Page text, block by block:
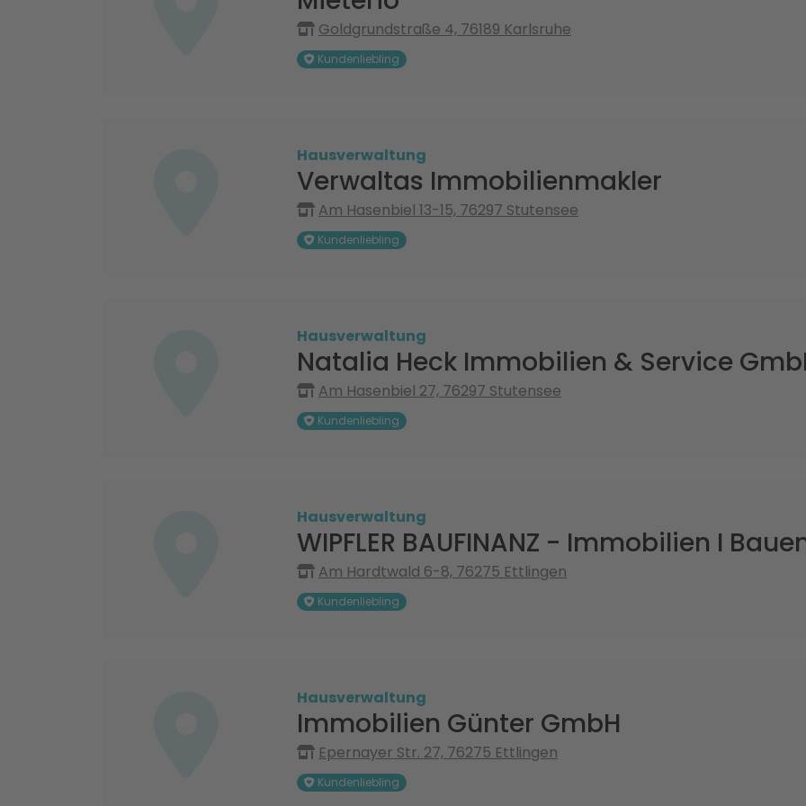
Goldgrundstraße 4, 76189 Karlsruhe
Kundenliebling
Hausverwaltung
Verwaltas Immobilienmakler
Am Hasenbiel 13-15, 76297 Stutensee
Kundenliebling
Hausverwaltung
Natalia Heck Immobilien & Service
Am Hasenbiel 27, 76297 Stutensee
Kundenliebling
Hausverwaltung
WIPFLER BAUFINANZ - Immobilien I
Am Hardtwald 6-8, 76275 Ettlingen
Kundenliebling
Hausverwaltung
Immobilien Günter GmbH
Epernayer Str. 27, 76275 Ettlingen
Kundenliebling